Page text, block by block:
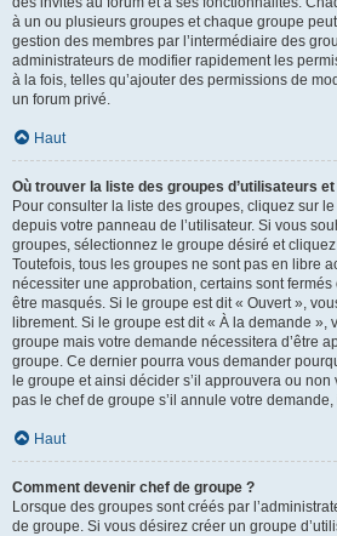
à un ou plusieurs groupes et chaque groupe
gestion des membres par l’intermédiaire des
administrateurs de modifier rapidement les
à la fois, telles qu’ajouter des permissions de
un forum privé.
Haut
Où trouver la liste des groupes d’utilisateurs
Pour consulter la liste des groupes, cliquez sur
depuis votre panneau de l’utilisateur. Si vous
groupes, sélectionnez le groupe désiré et
Toutefois, tous les groupes ne sont pas en libre
nécessiter une approbation, certains sont fermés
être masqués. Si le groupe est dit « Ouvert »,
librement. Si le groupe est dit « À la demande »,
groupe mais votre demande nécessitera d’être
groupe. Ce dernier pourra vous demander
le groupe et ainsi décider s’il approuvera ou
pas le chef de groupe s’il annule votre
Haut
Comment devenir chef de groupe ?
Lorsque des groupes sont créés par
de groupe. Si vous désirez créer un groupe